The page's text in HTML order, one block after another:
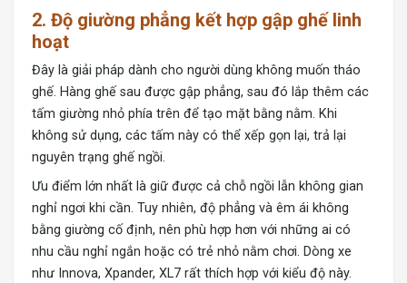
2. Độ giường phẳng kết hợp gập ghế linh
hoạt
Đây là giải pháp dành cho người dùng không muốn tháo
ghế. Hàng ghế sau được gập phẳng, sau đó lắp thêm các
tấm giường nhỏ phía trên để tạo mặt bằng nằm. Khi
không sử dụng, các tấm này có thể xếp gọn lại, trả lại
nguyên trạng ghế ngồi.
Ưu điểm lớn nhất là giữ được cả chỗ ngồi lẫn không gian
nghỉ ngơi khi cần. Tuy nhiên, độ phẳng và êm ái không
bằng giường cố định, nên phù hợp hơn với những ai có
nhu cầu nghỉ ngắn hoặc có trẻ nhỏ nằm chơi. Dòng xe
như Innova, Xpander, XL7 rất thích hợp với kiểu độ này.